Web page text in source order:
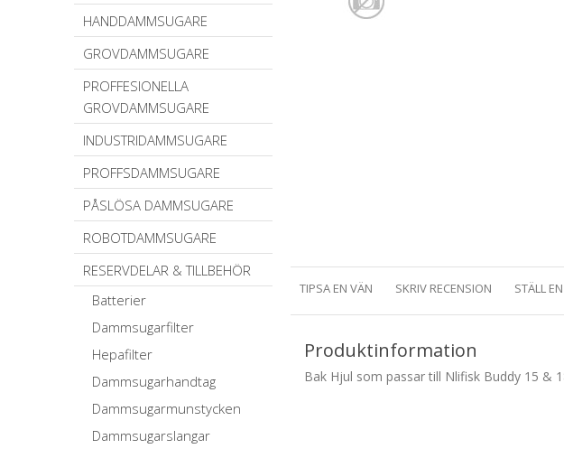
HANDDAMMSUGARE
GROVDAMMSUGARE
PROFFESIONELLA
GROVDAMMSUGARE
INDUSTRIDAMMSUGARE
PROFFSDAMMSUGARE
PÅSLÖSA DAMMSUGARE
ROBOTDAMMSUGARE
RESERVDELAR & TILLBEHÖR
Batterier
Dammsugarfilter
Hepafilter
Dammsugarhandtag
Dammsugarmunstycken
Dammsugarslangar
TIPSA EN VÄN SKRIV RECENSION STÄLL
Produktinformation
Bak Hjul som passar till Nlifisk Buddy 15 &